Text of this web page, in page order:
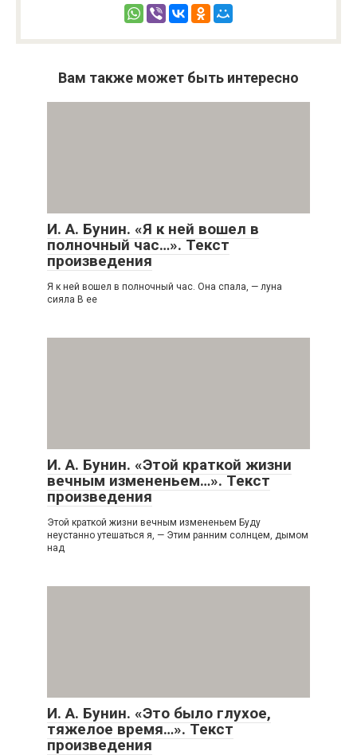
Вам также может быть интересно
И. А. Бунин. «Я к ней вошел в
полночный час…». Текст
произведения
Я к ней вошел в полночный час. Она спала, — луна
сияла В ее
И. А. Бунин. «Этой краткой жизни
вечным измененьем…». Текст
произведения
Этой краткой жизни вечным измененьем Буду
неустанно утешаться я, — Этим ранним солнцем, дымом
над
И. А. Бунин. «Это было глухое,
тяжелое время…». Текст
произведения